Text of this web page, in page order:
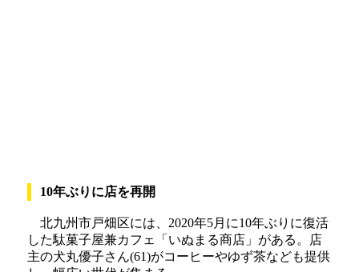
10年ぶりに店を再開
北九州市戸畑区には、2020年5月に10年ぶりに復活
した駄菓子屋兼カフェ「いぬまる商店」がある。店
主の犬丸優子さん(61)がコーヒーやゆず茶なども提供